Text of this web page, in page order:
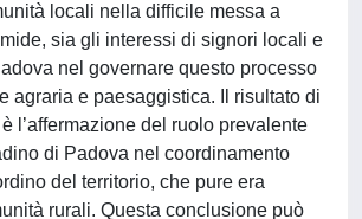
locali nella difficile messa a
sia gli interessi di signori locali e
nel governare questo processo
agraria e paesaggistica. Il risultato di
l’affermazione del ruolo prevalente
di Padova nel coordinamento
del territorio, che pure era
rurali. Questa conclusione può